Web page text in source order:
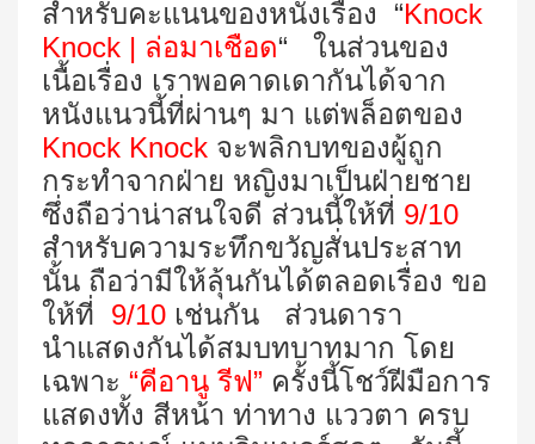
สำหรับคะแนนของหนังเรื่อง “Knock
Knock | ล่อมาเชือด“ ในส่วนของ
เนื้อเรื่อง เราพอคาดเดากันได้จาก
หนังแนวนี้ที่ผ่านๆ มา แต่พล็อตของ
Knock Knock จะพลิกบทของผู้ถูก
กระทำจากฝ่าย หญิงมาเป็นฝ่ายชาย
ซึ่งถือว่าน่าสนใจดี ส่วนนี้ให้ที่ 9/10
สำหรับความระทึกขวัญสั่นประสาท
นั้น ถือว่ามีให้ลุ้นกันได้ตลอดเรื่อง ขอ
ให้ที่ 9/10 เช่นกัน ส่วนดารา
นำแสดงกันได้สมบทบาทมาก โดย
เฉพาะ “คีอานู รีฟ” ครั้งนี้โชว์ฝีมือการ
แสดงทั้ง สีหน้า ท่าทาง แววตา ครบ